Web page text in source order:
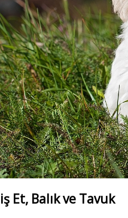
Et, Balık ve Tavuk